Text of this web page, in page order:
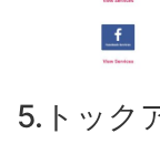
5.トック